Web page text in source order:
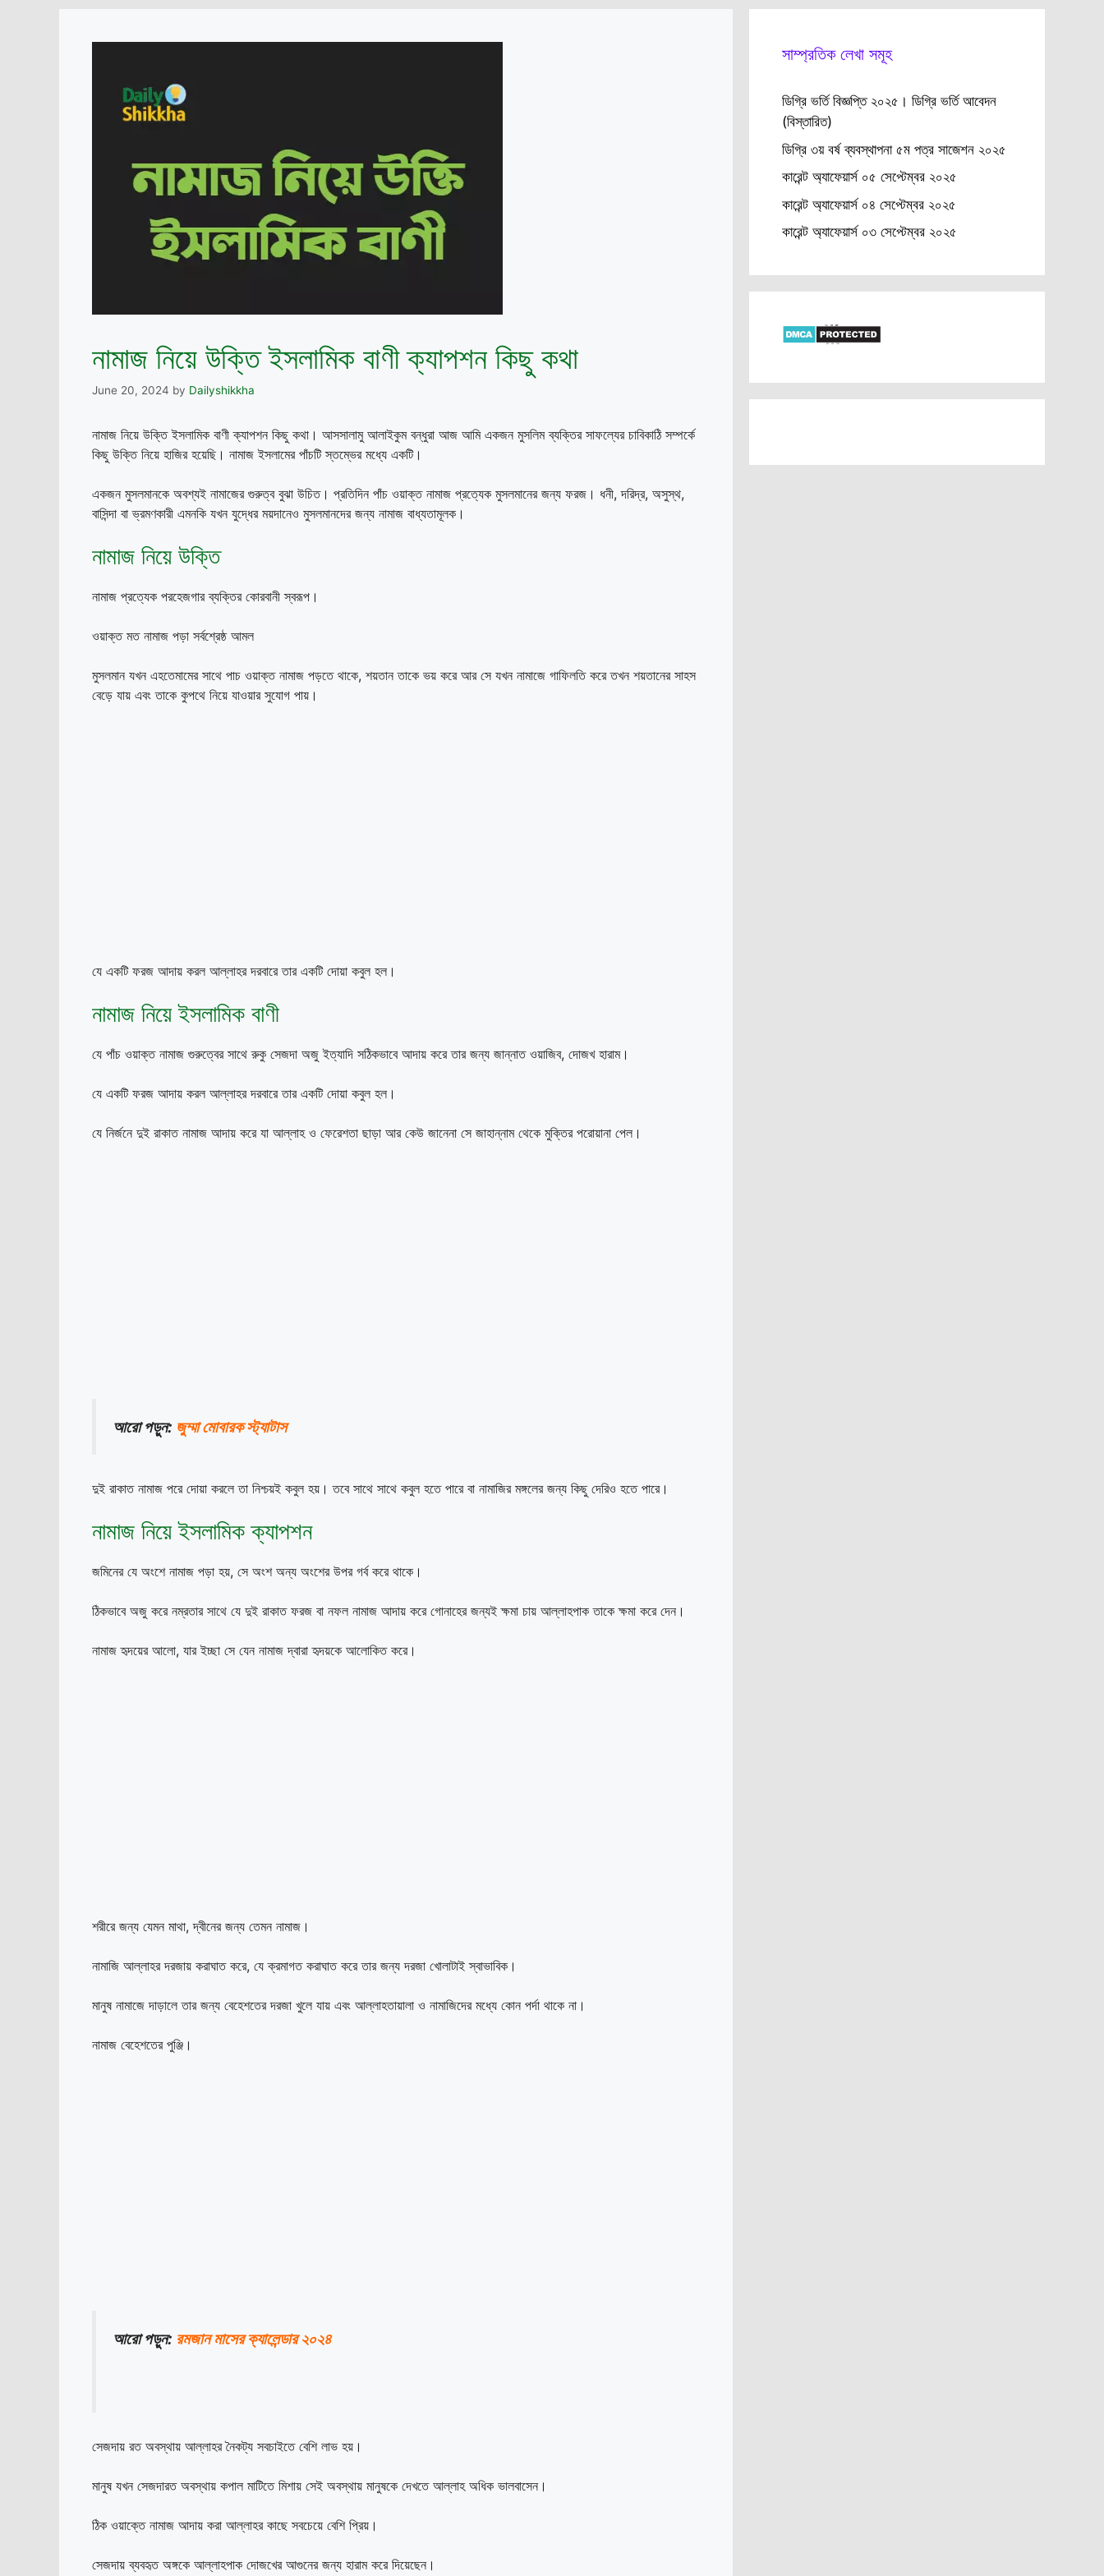
নামাজ নিয়ে উক্তি ইসলামিক বাণী ক্যাপশন কিছু কথা
June 20, 2024 by Dailyshikkha
নামাজ নিয়ে উক্তি ইসলামিক বাণী ক্যাপশন কিছু কথা। আসসালামু আলাইকুম বন্ধুরা আজ আমি একজন মুসলিম ব্যক্তির সাফল্যের চাবিকাঠি সম্পর্কে
কিছু উক্তি নিয়ে হাজির হয়েছি। নামাজ ইসলামের পাঁচটি স্তম্ভের মধ্যে একটি।
একজন মুসলমানকে অবশ্যই নামাজের গুরুত্ব বুঝা উচিত। প্রতিদিন পাঁচ ওয়াক্ত নামাজ প্রত্যেক মুসলমানের জন্য ফরজ। ধনী, দরিদ্র, অসুস্থ,
বাসিন্দা বা ভ্রমণকারী এমনকি যখন যুদ্ধের ময়দানেও মুসলমানদের জন্য নামাজ বাধ্যতামূলক।
নামাজ নিয়ে উক্তি
নামাজ প্রত্যেক পরহেজগার ব্যক্তির কোরবানী স্বরূপ।
ওয়াক্ত মত নামাজ পড়া সর্বশ্রেষ্ঠ আমল
মুসলমান যখন এহতেমামের সাথে পাচ ওয়াক্ত নামাজ পড়তে থাকে, শয়তান তাকে ভয় করে আর সে যখন নামাজে গাফিলতি করে তখন শয়তানের সাহস
বেড়ে যায় এবং তাকে কুপথে নিয়ে যাওয়ার সুযোগ পায়।
যে একটি ফরজ আদায় করল আল্লাহর দরবারে তার একটি দোয়া কবুল হল।
নামাজ নিয়ে ইসলামিক বাণী
যে পাঁচ ওয়াক্ত নামাজ গুরুত্বের সাথে রুকু সেজদা অজু ইত্যাদি সঠিকভাবে আদায় করে তার জন্য জান্নাত ওয়াজিব, দোজখ হারাম।
যে একটি ফরজ আদায় করল আল্লাহর দরবারে তার একটি দোয়া কবুল হল।
যে নির্জনে দুই রাকাত নামাজ আদায় করে যা আল্লাহ ও ফেরেশতা ছাড়া আর কেউ জানেনা সে জাহান্নাম থেকে মুক্তির পরোয়ানা পেল।
আরো পড়ুন: জুম্মা মোবারক স্ট্যাটাস
দুই রাকাত নামাজ পরে দোয়া করলে তা নিশ্চয়ই কবুল হয়। তবে সাথে সাথে কবুল হতে পারে বা নামাজির মঙ্গলের জন্য কিছু দেরিও হতে পারে।
নামাজ নিয়ে ইসলামিক ক্যাপশন
জমিনের যে অংশে নামাজ পড়া হয়, সে অংশ অন্য অংশের উপর গর্ব করে থাকে।
ঠিকভাবে অজু করে নম্রতার সাথে যে দুই রাকাত ফরজ বা নফল নামাজ আদায় করে গোনাহের জন্যই ক্ষমা চায় আল্লাহপাক তাকে ক্ষমা করে দেন।
নামাজ হৃদয়ের আলো, যার ইচ্ছা সে যেন নামাজ দ্বারা হৃদয়কে আলোকিত করে।
শরীরে জন্য যেমন মাথা, দ্বীনের জন্য তেমন নামাজ।
নামাজি আল্লাহর দরজায় করাঘাত করে, যে ক্রমাগত করাঘাত করে তার জন্য দরজা খোলাটাই স্বাভাবিক।
মানুষ নামাজে দাড়ালে তার জন্য বেহেশতের দরজা খুলে যায় এবং আল্লাহতায়ালা ও নামাজিদের মধ্যে কোন পর্দা থাকে না।
নামাজ বেহেশতের পুঞ্জি।
আরো পড়ুন: রমজান মাসের ক্যালেন্ডার ২০২৪
সেজদায় রত অবস্থায় আল্লাহর নৈকট্য সবচাইতে বেশি লাভ হয়।
মানুষ যখন সেজদারত অবস্থায় কপাল মাটিতে মিশায় সেই অবস্থায় মানুষকে দেখতে আল্লাহ অধিক ভালবাসেন।
ঠিক ওয়াক্তে নামাজ আদায় করা আল্লাহর কাছে সবচেয়ে বেশি প্রিয়।
সেজদায় ব্যবহৃত অঙ্গকে আল্লাহপাক দোজখের আগুনের জন্য হারাম করে দিয়েছেন।
সাম্প্রতিক লেখা সমূহ
ডিগ্রি ভর্তি বিজ্ঞপ্তি ২০২৫। ডিগ্রি ভর্তি আবেদন
(বিস্তারিত)
ডিগ্রি ৩য় বর্ষ ব্যবস্থাপনা ৫ম পত্র সাজেশন ২০২৫
কারেন্ট অ্যাফেয়ার্স ০৫ সেপ্টেম্বর ২০২৫
কারেন্ট অ্যাফেয়ার্স ০৪ সেপ্টেম্বর ২০২৫
কারেন্ট অ্যাফেয়ার্স ০৩ সেপ্টেম্বর ২০২৫